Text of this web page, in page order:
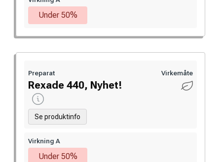
Under 50%
Preparat
Rexade 440, Nyhet!
Se produktinfo
Virkemåte
Virkning A
Under 50%